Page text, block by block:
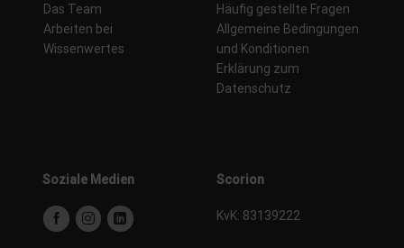
Das Team
Arbeiten bei
Wissenwertes
Häufig gestellte Fragen
Allgemeine Bedingungen
und Konditionen
Erklärung zum
Datenschutz
Soziale Medien Scorion
KvK: 83139222